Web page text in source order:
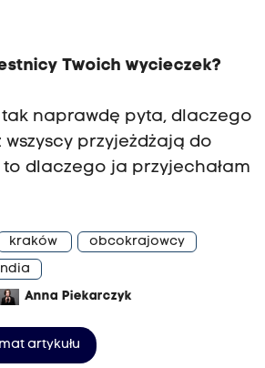
Twoich wycieczek?
tak naprawdę pyta, dlaczego
wszyscy przyjeżdżają do
dlaczego ja przyjechałam
kraków
obcokrajowcy
Anna Piekarczyk
artykułu